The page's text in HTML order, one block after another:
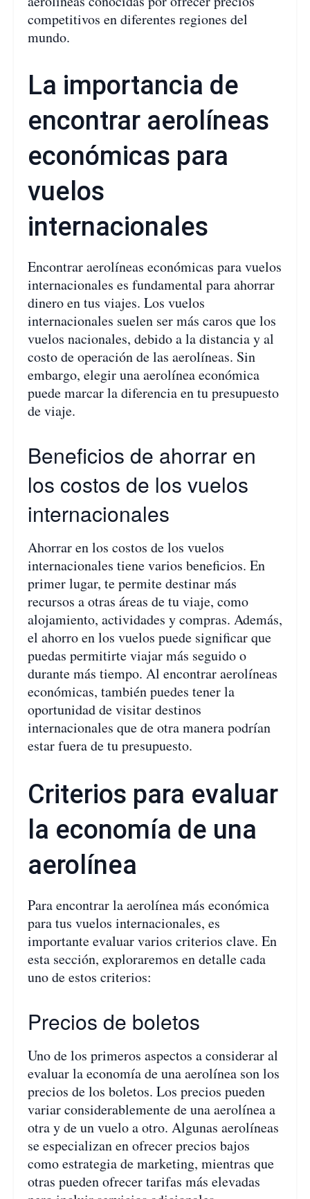
competitivos en diferentes regiones del
mundo.
La importancia de
encontrar aerolíneas
económicas para
vuelos
internacionales
Encontrar aerolíneas económicas para vuelos
internacionales es fundamental para ahorrar
dinero en tus viajes. Los vuelos
internacionales suelen ser más caros que los
vuelos nacionales, debido a la distancia y al
costo de operación de las aerolíneas. Sin
embargo, elegir una aerolínea económica
puede marcar la diferencia en tu presupuesto
de viaje.
Beneficios de ahorrar en
los costos de los vuelos
internacionales
Ahorrar en los costos de los vuelos
internacionales tiene varios beneficios. En
primer lugar, te permite destinar más
recursos a otras áreas de tu viaje, como
alojamiento, actividades y compras. Además,
el ahorro en los vuelos puede significar que
puedas permitirte viajar más seguido o
durante más tiempo. Al encontrar aerolíneas
económicas, también puedes tener la
oportunidad de visitar destinos
internacionales que de otra manera podrían
estar fuera de tu presupuesto.
Criterios para evaluar
la economía de una
aerolínea
Para encontrar la aerolínea más económica
para tus vuelos internacionales, es
importante evaluar varios criterios clave. En
esta sección, exploraremos en detalle cada
uno de estos criterios:
Precios de boletos
Uno de los primeros aspectos a considerar al
evaluar la economía de una aerolínea son los
precios de los boletos. Los precios pueden
variar considerablemente de una aerolínea a
otra y de un vuelo a otro. Algunas aerolíneas
se especializan en ofrecer precios bajos
como estrategia de marketing, mientras que
otras pueden ofrecer tarifas más elevadas